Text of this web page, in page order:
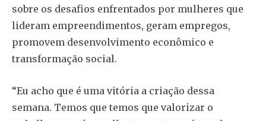
sobre os desafios enfrentados por mulheres que
lideram empreendimentos, geram empregos,
promovem desenvolvimento econômico e
transformação social.
“Eu acho que é uma vitória a criação dessa
semana. Temos que temos que valorizar o